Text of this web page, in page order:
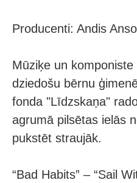
Producenti: Andis
Mūziķe un
dziedošu bērnu
fonda "Līdzskaņa"
agrumā pilsētas ielās
pukstēt straujāk.
“Bad Habits” – “Sail